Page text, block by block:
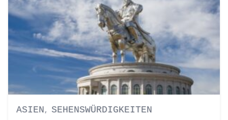
ASIEN , SEHENSWÜRDIGKEITEN